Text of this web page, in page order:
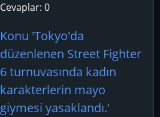
Cevaplar: 0
Konu 'Tokyo'da
düzenlenen Street Fighter
6 turnuvasında kadın
karakterlerin mayo
giymesi yasaklandı.'